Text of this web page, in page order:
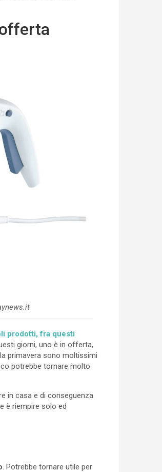
prodotti, fra questi
giorni, uno è in offerta,
primavera sono moltissimi
potrebbe tornare molto
in casa e di conseguenza
è riempire solo ed
. Potrebbe tornare utile per